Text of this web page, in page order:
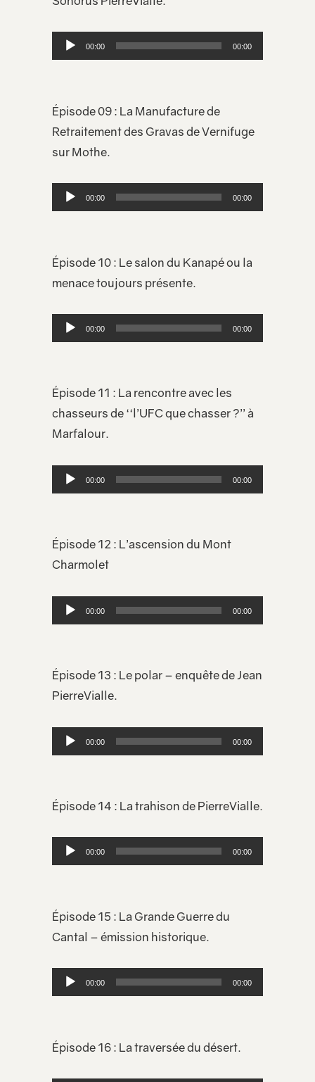
Lecteur
audio
00:00 00:00
Épisode 09 : La Manufacture de
Retraitement des Gravas de Vernifuge
sur Mothe.
Lecteur
audio
00:00 00:00
Épisode 10 : Le salon du Kanapé ou la
menace toujours présente.
Lecteur
audio
00:00 00:00
Épisode 11 : La rencontre avec les
chasseurs de ‘‘l’UFC que chasser ?’’ à
Marfalour.
Lecteur
audio
00:00 00:00
Épisode 12 : L’ascension du Mont
Charmolet
Lecteur
audio
00:00 00:00
Épisode 13 : Le polar – enquête de Jean
PierreVialle.
Lecteur
audio
00:00 00:00
Épisode 14 : La trahison de PierreVialle.
Lecteur
audio
00:00 00:00
Épisode 15 : La Grande Guerre du
Cantal – émission historique.
Lecteur
audio
00:00 00:00
Épisode 16 : La traversée du désert.